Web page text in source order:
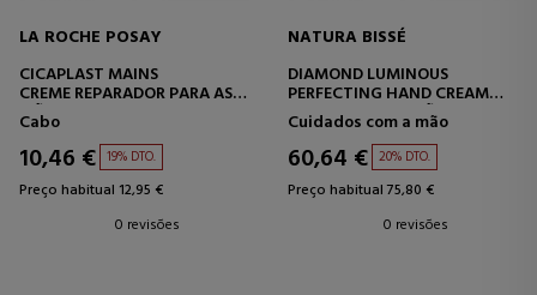
LA ROCHE POSAY
CICAPLAST MAINS
CREME REPARADOR PARA AS
MÃOS
Cabo
10,46 € 19% DTO.
Preço habitual 12,95 €
0 revisões
NATURA BISSÉ
DIAMOND LUMINOUS
PERFECTING HAND CREAM
CREME PARA AS MÃOS
Cuidados com a mão
60,64 € 20% DTO.
Preço habitual 75,80 €
0 revisões